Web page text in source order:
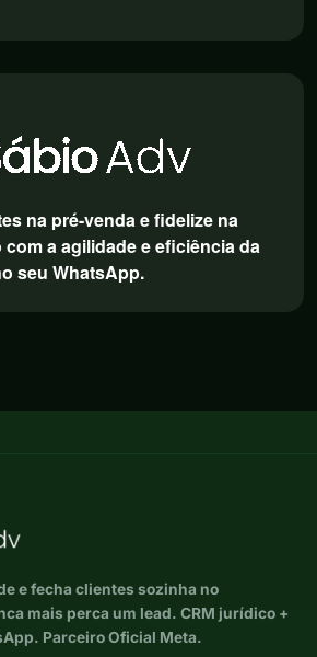
na pré-venda e fidelize na
a agilidade e eficiência da
seu WhatsApp.
e fecha clientes sozinha no
mais perca um lead. CRM jurídico +
Parceiro Oficial Meta.